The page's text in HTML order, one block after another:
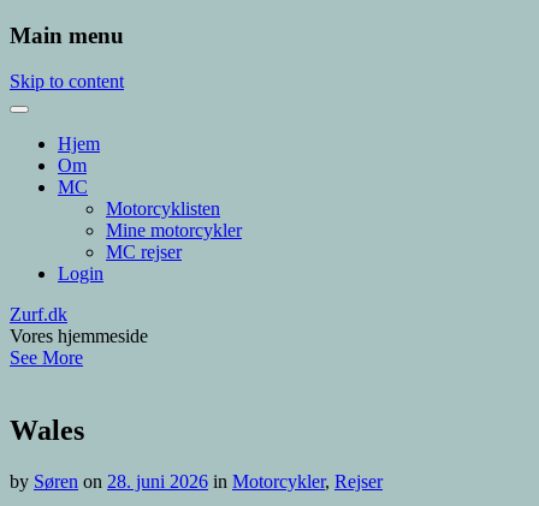
Main menu
Skip to content
Hjem
Om
MC
Motorcyklisten
Mine motorcykler
MC rejser
Login
Zurf.dk
Vores hjemmeside
See More
Wales
by Søren on 28. juni 2026 in Motorcykler, Rejser